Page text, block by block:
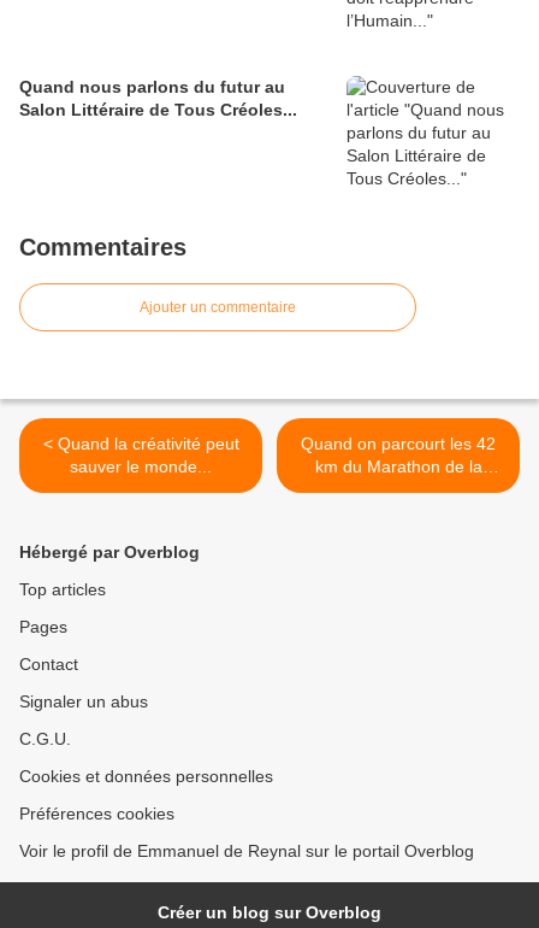
Quand nous parlons du futur au
Salon Littéraire de Tous Créoles...
Commentaires
Ajouter un commentaire
< Quand la créativité peut
sauver le monde...
Quand on parcourt les 42
km du Marathon de la
Banane... >
Hébergé par Overblog
Top articles
Pages
Contact
Signaler un abus
C.G.U.
Cookies et données personnelles
Préférences cookies
Voir le profil de Emmanuel de Reynal sur le portail Overblog
Créer un blog sur Overblog